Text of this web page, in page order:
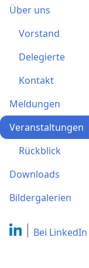
Über uns
Vorstand
Delegierte
Kontakt
Meldungen
Veranstaltungen
Rückblick
Downloads
Bildergalerien
Bei LinkedIn